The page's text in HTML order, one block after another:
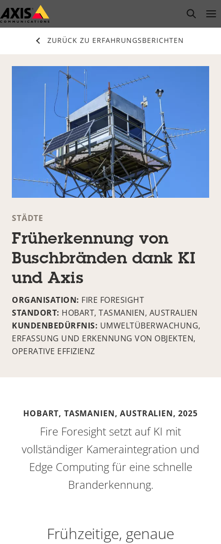
Zum
Hauptinhalt
open
ZURÜCK ZU ERFAHRUNGSBERICHTEN
STÄDTE
Früherkennung von
Buschbränden dank KI
und Axis
ORGANISATION: FIRE FORESIGHT
STANDORT: HOBART, TASMANIEN, AUSTRALIEN
KUNDENBEDÜRFNIS: UMWELTÜBERWACHUNG,
ERFASSUNG UND ERKENNUNG VON OBJEKTEN,
OPERATIVE EFFIZIENZ
HOBART, TASMANIEN, AUSTRALIEN,2025
Fire Foresight setzt auf KI mit
vollständiger Kameraintegration und
Edge Computing für eine schnelle
Branderkennung.
Frühzeitige, genaue